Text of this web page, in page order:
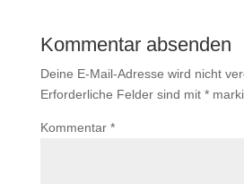
Kommentar absenden
Deine E-Mail-Adresse wird nicht
Erforderliche Felder sind mit *
Kommentar *